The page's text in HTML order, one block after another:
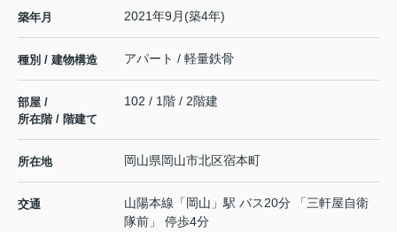
築年月 2021年9月(築4年)
種別 / 建物構造 アパート / 軽量鉄骨
部屋 /
所在階 / 階建て
102 / 1階 / 2階建
所在地 岡山県岡山市北区宿本町
交通 山陽本線 「 岡山 」駅 バス20分 「三軒屋自衛
隊前」 停歩4分